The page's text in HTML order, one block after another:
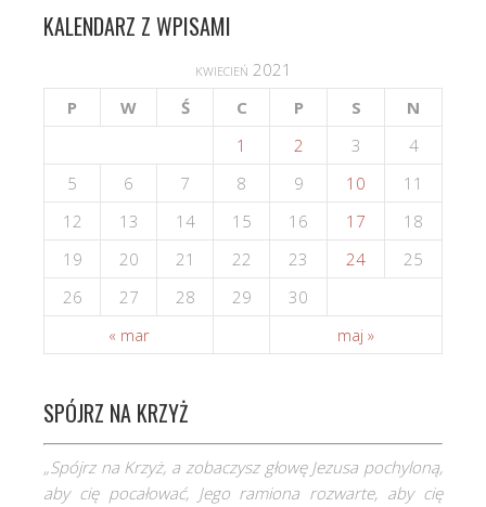
KALENDARZ Z WPISAMI
kwiecień 2021
P
W Ś C P S N
« mar maj »
1 2 3
4
5
6 7 8 9 10
11
12
13 14 15 16 17
18
19
20 21 22 23 24
25
26
27 28 29 30
SPÓJRZ NA KRZYŻ
„Spójrz na Krzyż, a zobaczysz głowę Jezusa pochyloną,
aby cię pocałować, Jego ramiona rozwarte, aby cię